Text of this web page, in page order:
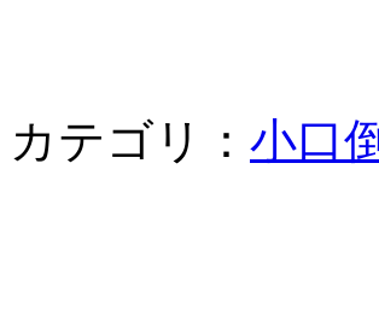
カテゴリ： 小口